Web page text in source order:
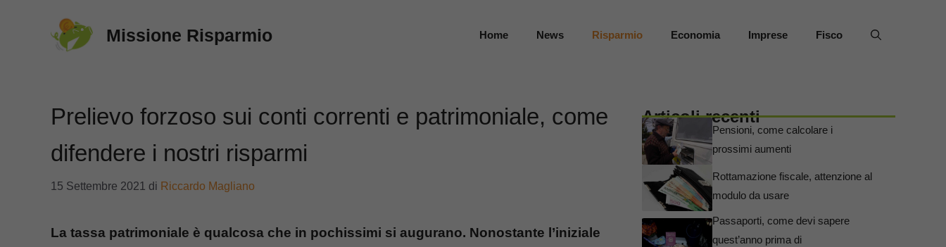
Missione Risparmio Home News Risparmio Economia Imprese Fisco
Prelievo forzoso sui conti correnti e patrimoniale, come
difendere i nostri risparmi
15 Settembre 2021 di Riccardo Magliano
La tassa patrimoniale è qualcosa che in pochissimi si augurano. Nonostante l’iniziale
Articoli recenti
Pensioni, come calcolare i
prossimi aumenti
Rottamazione fiscale, attenzione al
modulo da usare
Passaporti, come devi sapere
quest’anno prima di